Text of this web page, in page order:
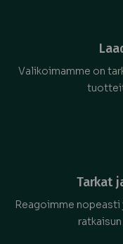
Valikoimamme on
Tarkat
Reagoimme